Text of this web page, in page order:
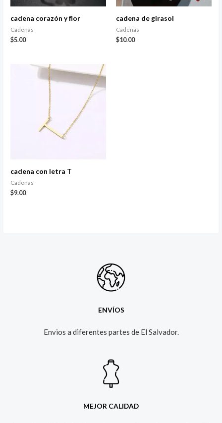
cadena corazón y flor
Cadenas
$5.00
cadena de girasol
Cadenas
$10.00
cadena con letra T
Cadenas
$9.00
ENVÍOS
Envios a diferentes partes de El Salvador.​
MEJOR CALIDAD